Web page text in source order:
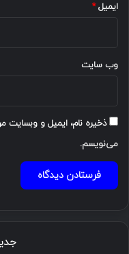
ایمیل*
وب‌ سایت
ذخیره نام، ایمیل و وبسایت
می‌نویسم.